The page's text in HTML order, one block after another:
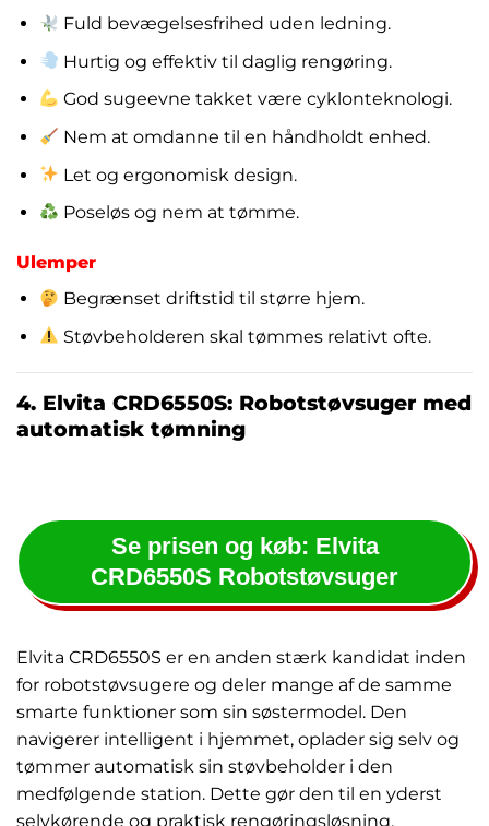
Fuld bevægelsesfrihed uden ledning.
Hurtig og effektiv til daglig rengøring.
God sugeevne takket være cyklonteknologi.
Nem at omdanne til en håndholdt enhed.
Let og ergonomisk design.
Poseløs og nem at tømme.
Ulemper
Begrænset driftstid til større hjem.
Støvbeholderen skal tømmes relativt ofte.
4. Elvita CRD6550S: Robotstøvsuger med
automatisk tømning
Se prisen og køb: Elvita
CRD6550S Robotstøvsuger
Elvita CRD6550S er en anden stærk kandidat inden
for robotstøvsugere og deler mange af de samme
smarte funktioner som sin søstermodel. Den
navigerer intelligent i hjemmet, oplader sig selv og
tømmer automatisk sin støvbeholder i den
medfølgende station. Dette gør den til en yderst
selvkørende og praktisk rengøringsløsning.